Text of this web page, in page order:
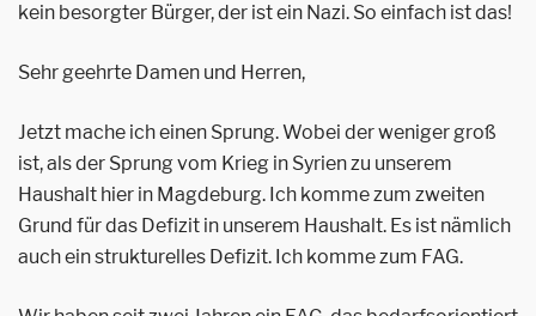
kein besorgter Bürger, der ist ein Nazi. So einfach ist das!
Sehr geehrte Damen und Herren,
Jetzt mache ich einen Sprung. Wobei der weniger groß
ist, als der Sprung vom Krieg in Syrien zu unserem
Haushalt hier in Magdeburg. Ich komme zum zweiten
Grund für das Defizit in unserem Haushalt. Es ist nämlich
auch ein strukturelles Defizit. Ich komme zum FAG.